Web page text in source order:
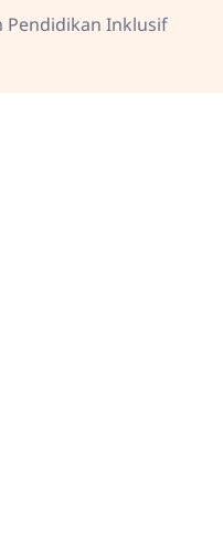
Pendidikan Inklusif